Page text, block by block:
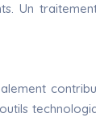
Un